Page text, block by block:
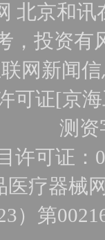
北京和
，投资有
网新闻
可证[京
测资
许可证：
医疗器械
）第